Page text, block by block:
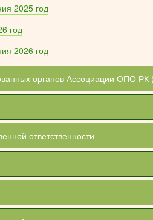
2025 год
год
2026 год
органов Ассоциации ОПО
ответственности